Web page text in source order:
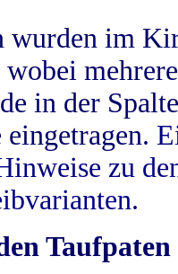
wurden im
in der
eingetragen.
zu
Taufpaten